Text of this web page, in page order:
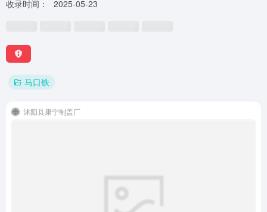
收录时间： 2025-05-23
马口铁
沭阳县康宁制盖厂